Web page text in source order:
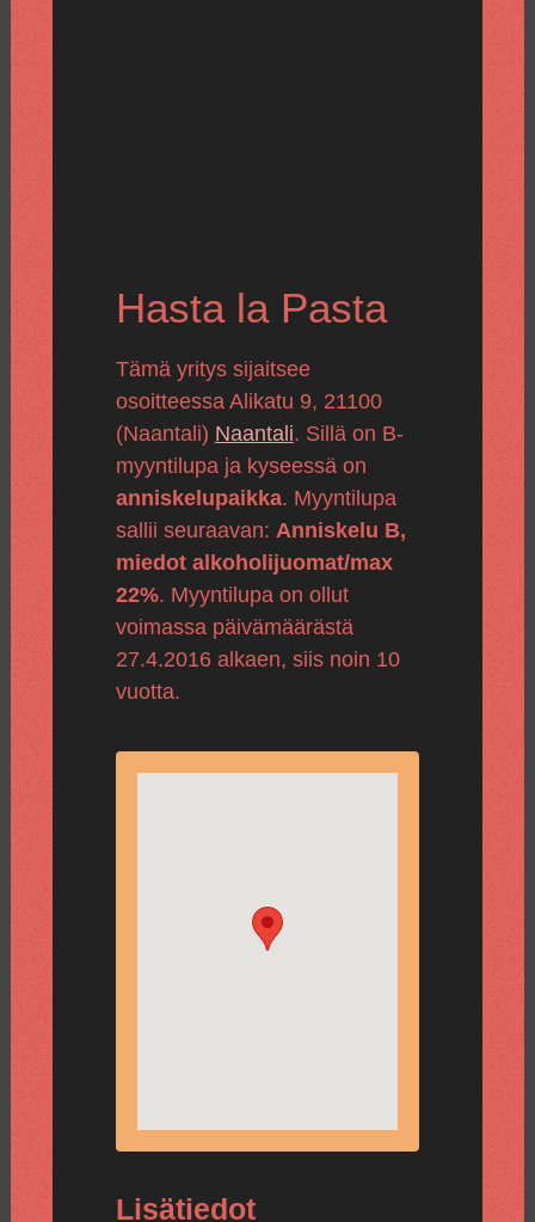
Hasta la Pasta
Tämä yritys sijaitsee
osoitteessa Alikatu 9, 21100
(Naantali) Naantali. Sillä on B-
myyntilupa ja kyseessä on
anniskelupaikka. Myyntilupa
sallii seuraavan: Anniskelu B,
miedot alkoholijuomat/max
22%. Myyntilupa on ollut
voimassa päivämäärästä
27.4.2016 alkaen, siis noin 10
vuotta.
Lisätiedot